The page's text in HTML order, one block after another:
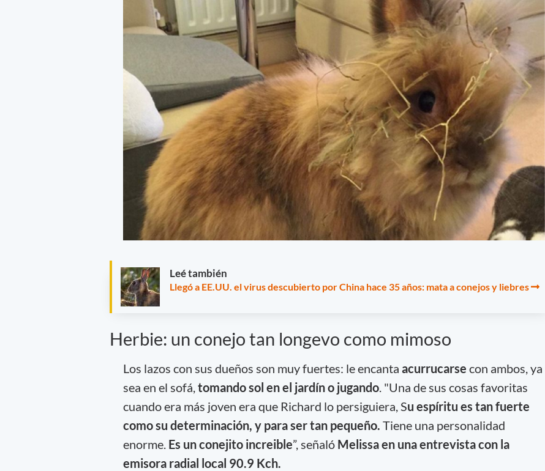
Leé también
Llegó a EE.UU. el virus descubierto por China hace 35 años: mata a conejos y liebres
Herbie: un conejo tan longevo como mimoso
Los lazos con sus dueños son muy fuertes: le encanta acurrucarse con ambos, ya
sea en el sofá, tomando sol en el jardín o jugando. "Una de sus cosas favoritas
cuando era más joven era que Richard lo persiguiera, Su espíritu es tan fuerte
como su determinación, y para ser tan pequeño. Tiene una personalidad
enorme. Es un conejito increible”, señaló Melissa en una entrevista con la
emisora radial local 90.9 Kch.